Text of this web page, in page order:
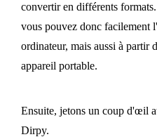
convertir en différents
vous pouvez donc facilement
ordinateur, mais aussi à partir
appareil portable.
Ensuite, jetons un coup d'œil
Dirpy.